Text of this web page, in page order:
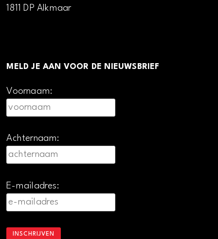
1811 DP Alkmaar
MELD JE AAN VOOR DE NIEUWSBRIEF
Voornaam:
Achternaam:
E-mailadres: